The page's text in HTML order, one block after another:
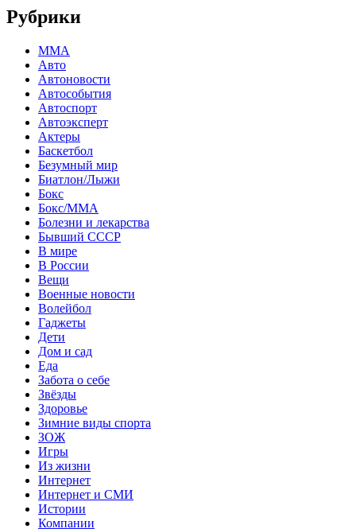
Рубрики
MMA
Авто
Автоновости
Автособытия
Автоспорт
Автоэксперт
Актеры
Баскетбол
Безумный мир
Биатлон/Лыжи
Бокс
Бокс/MMA
Болезни и лекарства
Бывший СССР
В мире
В России
Вещи
Военные новости
Волейбол
Гаджеты
Дети
Дом и сад
Еда
Забота о себе
Звёзды
Здоровье
Зимние виды спорта
ЗОЖ
Игры
Из жизни
Интернет
Интернет и СМИ
Истории
Компании